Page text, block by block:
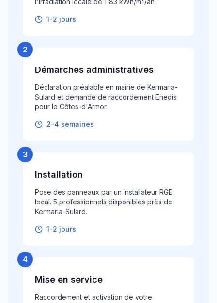
l'irradiation locale de 1183 kWh/m²/an.
1-2 jours
2
Démarches administratives
Déclaration préalable en mairie de Kermaria-
Sulard et demande de raccordement Enedis
pour le Côtes-d'Armor.
2-4 semaines
3
Installation
Pose des panneaux par un installateur RGE
local. 5 professionnels disponibles près de
Kermaria-Sulard.
1-2 jours
4
Mise en service
Raccordement et activation de votre